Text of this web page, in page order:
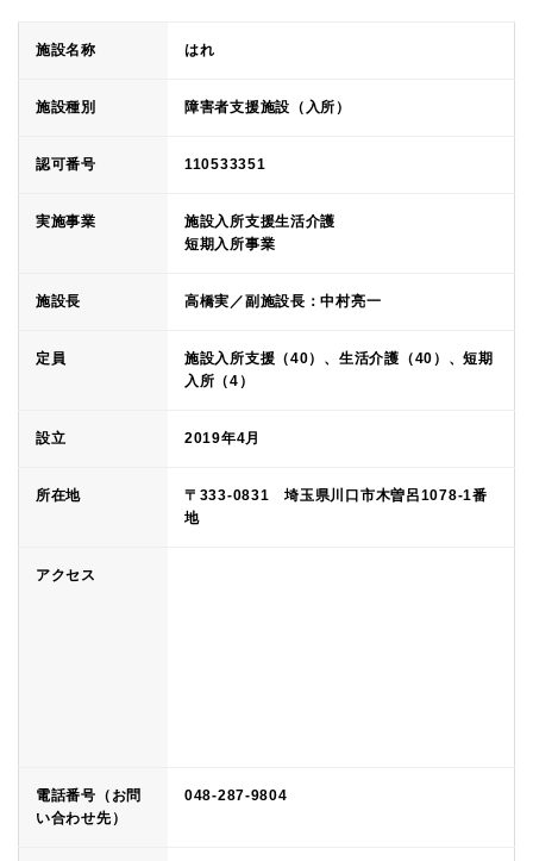
施設名称 はれ
施設種別 障害者支援施設（入所）
認可番号 110533351
実施事業
施設入所支援生活介護
短期入所事業
施設長 高橋実／副施設長：中村亮一
定員
施設入所支援（40）、生活介護（40）、短期
入所（4）
設立 2019年4月
所在地
〒333-0831 埼玉県川口市木曽呂1078-1番
地
アクセス
電話番号（お問
い合わせ先）
048-287-9804